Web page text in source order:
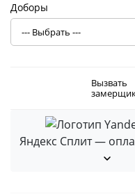
Доборы
Вызвать
Яндекс Сплит —